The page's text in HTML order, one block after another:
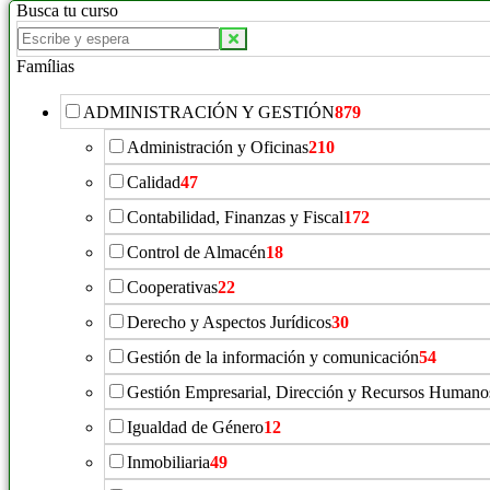
Busca tu curso
Famílias
ADMINISTRACIÓN Y GESTIÓN879
Administración y Oficinas210
Calidad47
Contabilidad, Finanzas y Fiscal172
Control de Almacén18
Cooperativas22
Derecho y Aspectos Jurídicos30
Gestión de la información y comunicación54
Gestión Empresarial, Dirección y Recursos
Igualdad de Género12
Inmobiliaria49